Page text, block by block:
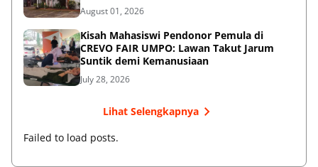
August 01, 2026
Kisah Mahasiswi Pendonor Pemula di
CREVO FAIR UMPO: Lawan Takut Jarum
Suntik demi Kemanusiaan
July 28, 2026
Lihat Selengkapnya
Failed to load posts.